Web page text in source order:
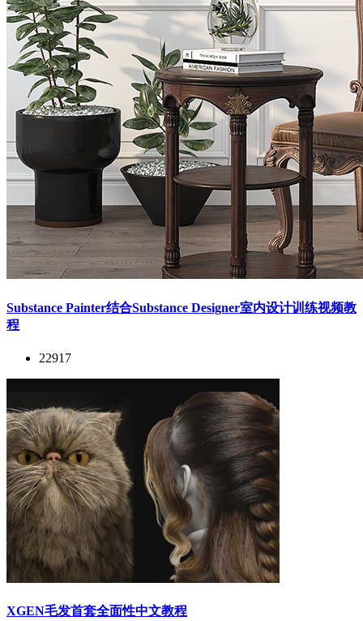
Substance Painter结合Substance Designer室内设计训练视频教
程
22917
XGEN毛发首套全面性中文教程